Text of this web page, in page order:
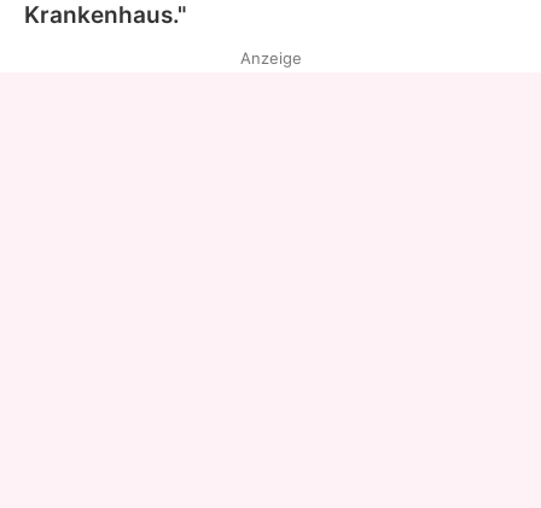
Krankenhaus."
Anzeige